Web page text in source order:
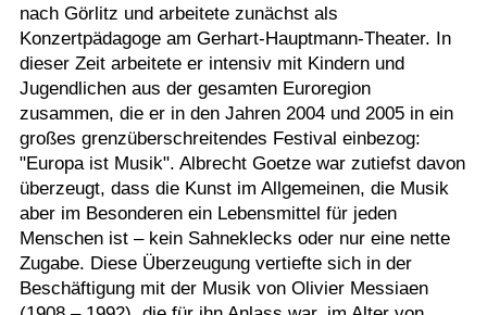
nach Görlitz und arbeitete zunächst als
Konzertpädagoge am Gerhart-Hauptmann-Theater. In
dieser Zeit arbeitete er intensiv mit Kindern und
Jugendlichen aus der gesamten Euroregion
zusammen, die er in den Jahren 2004 und 2005 in ein
großes grenzüberschreitendes Festival einbezog:
"Europa ist Musik". Albrecht Goetze war zutiefst davon
überzeugt, dass die Kunst im Allgemeinen, die Musik
aber im Besonderen ein Lebensmittel für jeden
Menschen ist – kein Sahneklecks oder nur eine nette
Zugabe. Diese Überzeugung vertiefte sich in der
Beschäftigung mit der Musik von Olivier Messiaen